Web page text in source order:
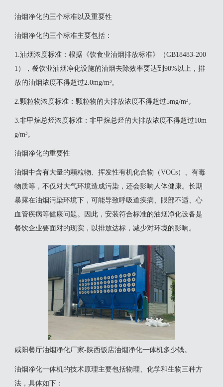
油烟净化的三个标准以及重要性
‌油烟净化的三个标准‌主要包括：‌
‌1.油烟浓度标准‌：根据《饮食业油烟排放标准》（GB18483-200
1），餐饮业油烟净化设施的油烟去除效率要达到90%以上，排
放的油烟浓度不得超过2.0mg/m³。
2‌.颗粒物浓度标准‌：颗粒物的大排放浓度不得超过5mg/m³。
‌3.非甲烷总烃浓度标准‌：非甲烷总烃的大排放浓度不得超过10m
g/m³。
油烟净化的重要性
油烟中含有大量的颗粒物、挥发性有机化合物（VOCs）、有毒
物质等，不仅对大气环境造成污染，还会影响人体健康。长期
暴露在油烟污染环境下，可能导致呼吸道疾病、眼部不适、心
血管疾病等健康问题。因此，安装符合标准的油烟净化设备是
餐饮企业要面对的现实，以排放达标，减少对环境的影响。
咸阳餐厅油烟净化厂家-陕西饭店油烟净化一体机多少钱。
‌油烟净化一体机‌的技术原理主要包括物理、化学和生物三种方
法，具体如下：